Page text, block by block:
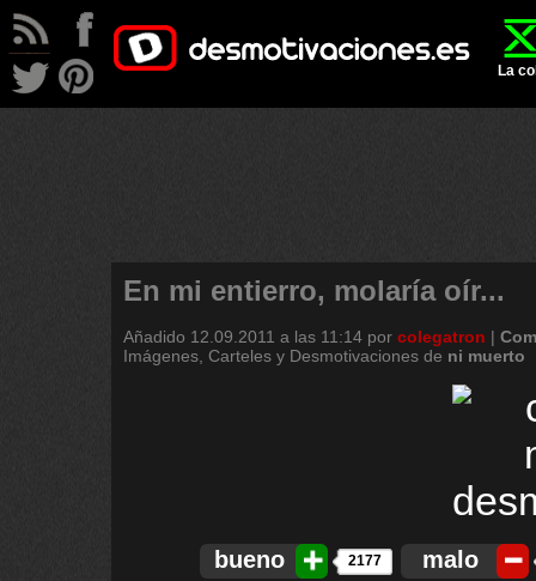
La
En mi entierro, molaría oír...
Añadido 12.09.2011 a las 11:14 por colegatron |
Imágenes, Carteles y Desmotivaciones de ni muerto
bueno 2177 malo